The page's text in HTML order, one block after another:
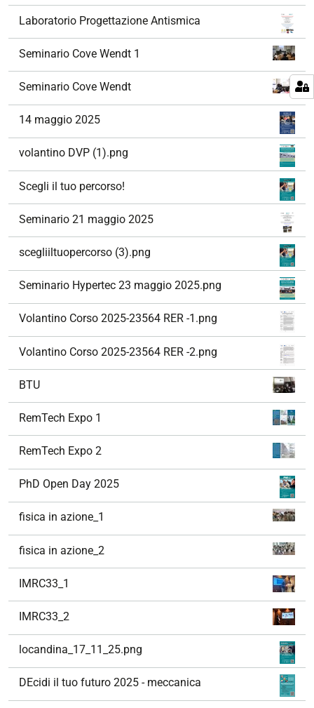
Laboratorio Progettazione Antismica
Seminario Cove Wendt 1
Seminario Cove Wendt
14 maggio 2025
volantino DVP (1).png
Scegli il tuo percorso!
Seminario 21 maggio 2025
scegliiltuopercorso (3).png
Seminario Hypertec 23 maggio 2025.png
Volantino Corso 2025-23564 RER -1.png
Volantino Corso 2025-23564 RER -2.png
BTU
RemTech Expo 1
RemTech Expo 2
PhD Open Day 2025
fisica in azione_1
fisica in azione_2
IMRC33_1
IMRC33_2
locandina_17_11_25.png
DEcidi il tuo futuro 2025 - meccanica